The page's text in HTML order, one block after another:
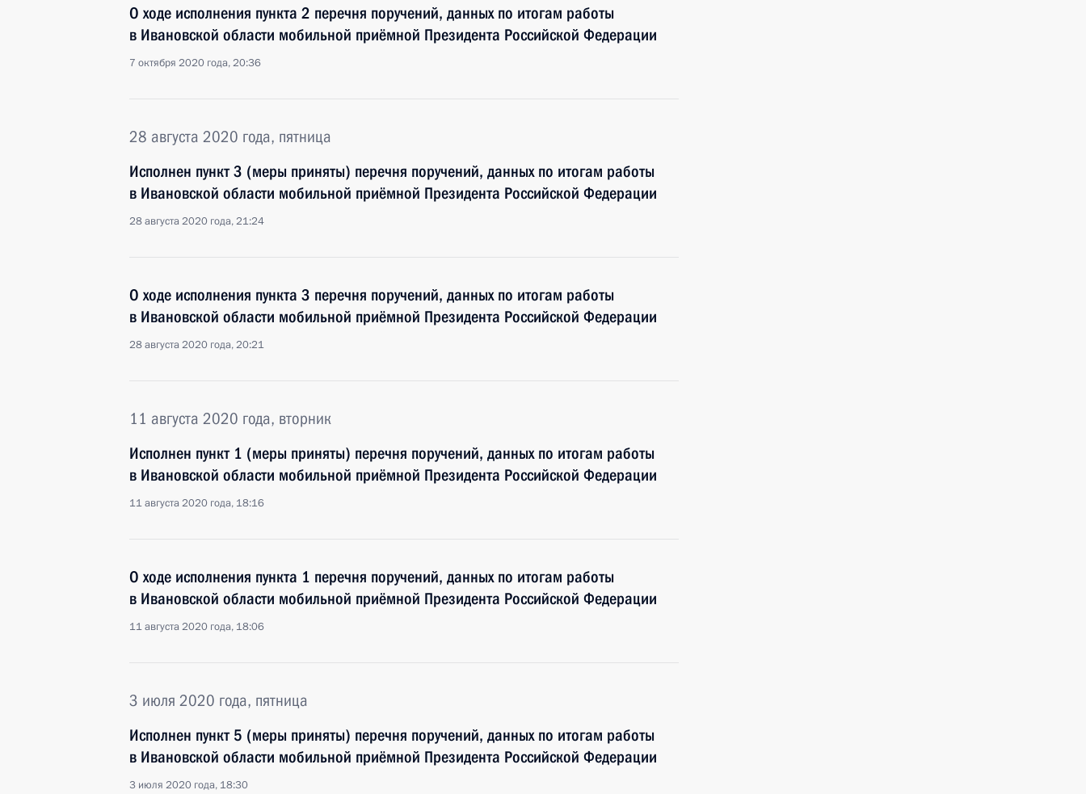
О ходе исполнения пункта 2 перечня поручений, данных по итогам работы
в Ивановской области мобильной приёмной Президента Российской Федерации
7 октября 2020 года, 20:36
28 августа 2020 года, пятница
Исполнен пункт 3 (меры приняты) перечня поручений, данных по итогам работы
в Ивановской области мобильной приёмной Президента Российской Федерации
28 августа 2020 года, 21:24
О ходе исполнения пункта 3 перечня поручений, данных по итогам работы
в Ивановской области мобильной приёмной Президента Российской Федерации
28 августа 2020 года, 20:21
11 августа 2020 года, вторник
Исполнен пункт 1 (меры приняты) перечня поручений, данных по итогам работы
в Ивановской области мобильной приёмной Президента Российской Федерации
11 августа 2020 года, 18:16
О ходе исполнения пункта 1 перечня поручений, данных по итогам работы
в Ивановской области мобильной приёмной Президента Российской Федерации
11 августа 2020 года, 18:06
3 июля 2020 года, пятница
Исполнен пункт 5 (меры приняты) перечня поручений, данных по итогам работы
в Ивановской области мобильной приёмной Президента Российской Федерации
3 июля 2020 года, 18:30